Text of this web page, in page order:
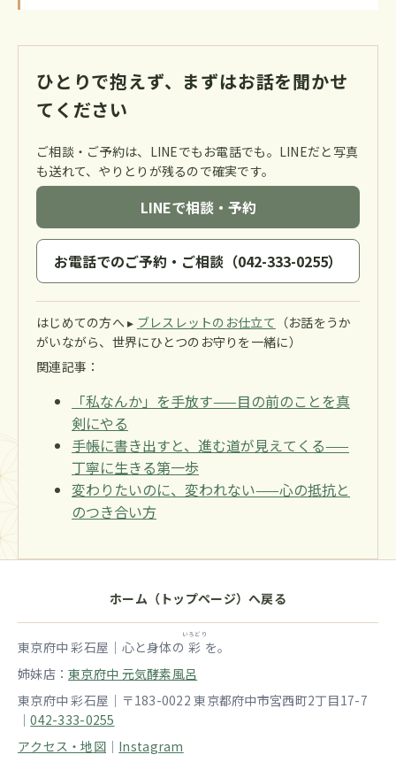
ひとりで抱えず、まずはお話を聞かせ
てください
ご相談・ご予約は、LINEでもお電話でも。LINEだと写真
も送れて、やりとりが残るので確実です。
LINEで相談・予約
お電話でのご予約・ご相談（042-333-0255）
はじめての方へ ▸ ブレスレットのお仕立て （お話をうか
がいながら、世界にひとつのお守りを一緒に）
関連記事：
「私なんか」を手放す——目の前のことを真
剣にやる
手帳に書き出すと、進む道が見えてくる——
丁寧に生きる第一歩
変わりたいのに、変われない——心の抵抗と
のつき合い方
ホーム（トップページ）へ戻る
東京府中 彩石屋｜心と身体の 彩
いろどり
を。
姉妹店：東京府中 元気酵素風呂
東京府中 彩石屋｜〒183-0022 東京都府中市宮西町2丁目17-7
｜042-333-0255
アクセス・地図｜ Instagram